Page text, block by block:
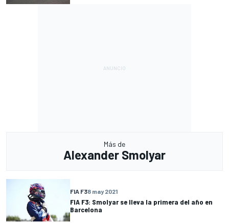
Más de
Alexander Smolyar
FIA F38 may 2021
FIA F3: Smolyar se lleva la primera del año en
Barcelona